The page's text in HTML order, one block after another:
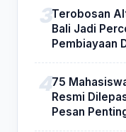
Terobosan
Bali Jadi
Pembiayaan
75
Resmi
Pesan